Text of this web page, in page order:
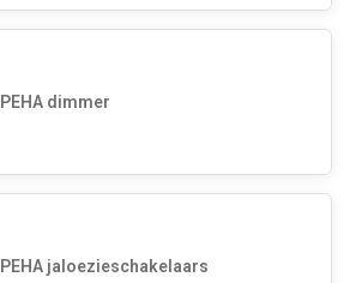
PEHA dimmer
PEHA jaloezieschakelaars